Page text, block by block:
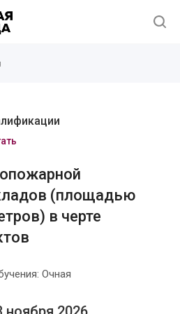
(площадью
в черте
Очная